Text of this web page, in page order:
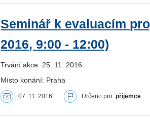
Seminář k evaluacím
2016, 9:00 - 12:00)
Trvání akce: 25. 11. 2016
Místo konání: Praha
07. 11. 2016 Určeno pro:příjemce